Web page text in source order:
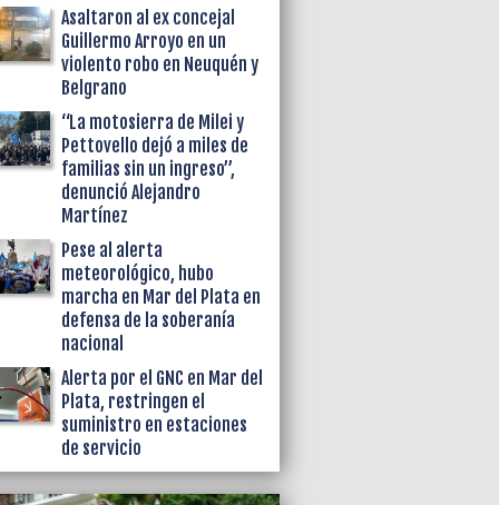
Asaltaron al ex concejal
Guillermo Arroyo en un
violento robo en Neuquén y
Belgrano
“La motosierra de Milei y
Pettovello dejó a miles de
familias sin un ingreso”,
denunció Alejandro
Martínez
Pese al alerta
meteorológico, hubo
marcha en Mar del Plata en
defensa de la soberanía
nacional
Alerta por el GNC en Mar del
Plata, restringen el
suministro en estaciones
de servicio